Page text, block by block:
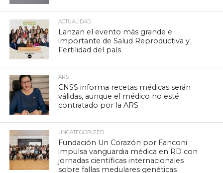
ACTUALIDAD
Lanzan el evento más grande e
importante de Salud Reproductiva y
Fertilidad del país
ARS
CNSS informa recetas médicas serán
válidas, aunque el médico no esté
contratado por la ARS
UNCATEGORIZED
Fundación Un Corazón por Fanconi
impulsa vanguardia médica en RD con
jornadas científicas internacionales
sobre fallas medulares genéticas